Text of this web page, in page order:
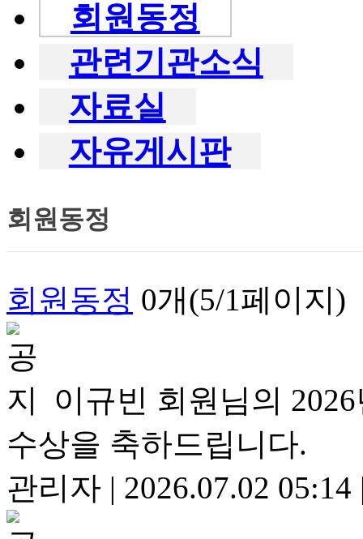
회원동정
관련기관소식
자료실
자유게시판
회원동정
회원동정 0개(5/1페이지)
이규빈 회원님의
수상을 축하드립니다.
관리자 | 2026.07.02 05:14